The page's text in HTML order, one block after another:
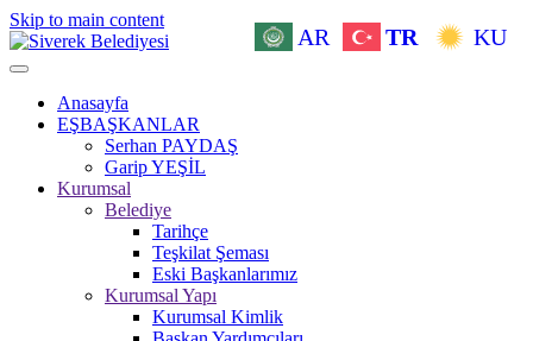
Skip to main content
Anasayfa
EŞBAŞKANLAR
Serhan PAYDAŞ
Garip YEŞİL
Kurumsal
Belediye
Tarihçe
Teşkilat Şeması
Eski Başkanlarımız
Kurumsal Yapı
Kurumsal Kimlik
AR TR KU